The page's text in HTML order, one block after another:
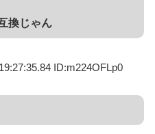
換じゃん
ID:m224OFLp0